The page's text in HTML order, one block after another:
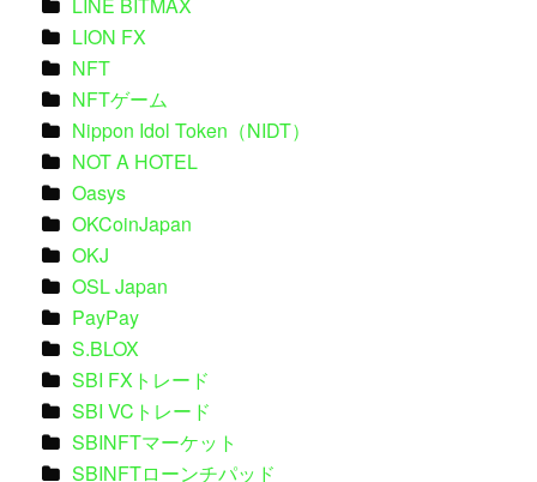
LINE BITMAX
LION FX
NFT
NFTゲーム
Nippon Idol Token（NIDT）
NOT A HOTEL
Oasys
OKCoinJapan
OKJ
OSL Japan
PayPay
S.BLOX
SBI FXトレード
SBI VCトレード
SBINFTマーケット
SBINFTローンチパッド